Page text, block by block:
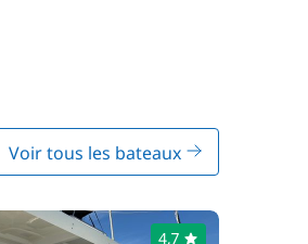
Voir tous les bateaux
4,7